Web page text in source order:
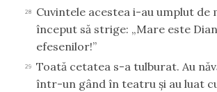
28
Cuvintele acestea i-au umplut de
început să strige: „Mare este
efesenilor!”
29
Toată cetatea s-a tulburat. Au
într-un gând în teatru şi au luat